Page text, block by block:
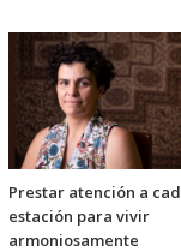
Prestar atención a
estación para vivir
armoniosamente